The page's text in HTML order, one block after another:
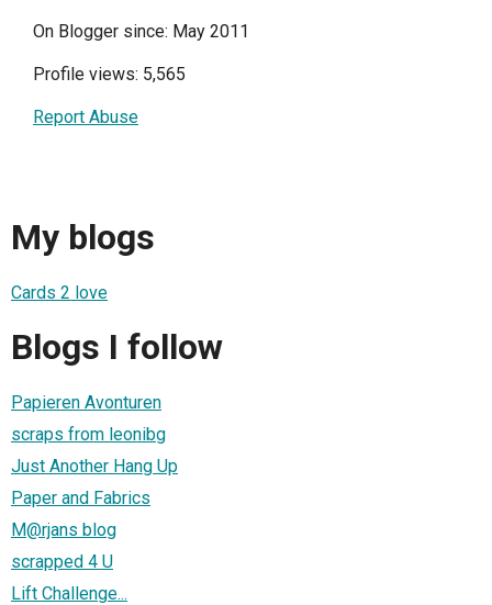
On Blogger since: May 2011
Profile views: 5,565
Report Abuse
My blogs
Cards 2 love
Blogs I follow
Papieren Avonturen
scraps from leonibg
Just Another Hang Up
Paper and Fabrics
M@rjans blog
scrapped 4 U
Lift Challenge...